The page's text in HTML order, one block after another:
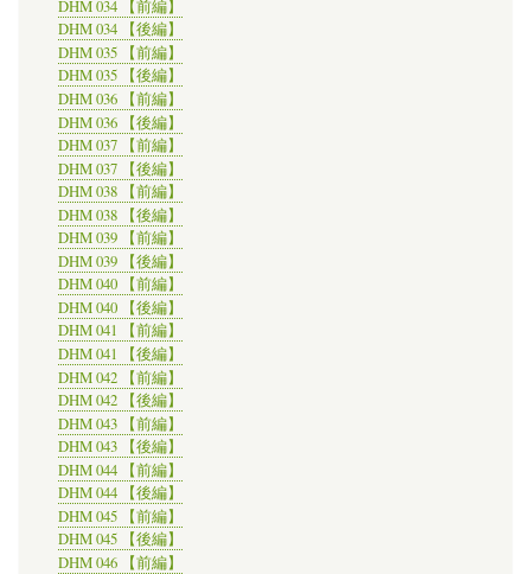
DHM 034 【前編】
DHM 034 【後編】
DHM 035 【前編】
DHM 035 【後編】
DHM 036 【前編】
DHM 036 【後編】
DHM 037 【前編】
DHM 037 【後編】
DHM 038 【前編】
DHM 038 【後編】
DHM 039 【前編】
DHM 039 【後編】
DHM 040 【前編】
DHM 040 【後編】
DHM 041 【前編】
DHM 041 【後編】
DHM 042 【前編】
DHM 042 【後編】
DHM 043 【前編】
DHM 043 【後編】
DHM 044 【前編】
DHM 044 【後編】
DHM 045 【前編】
DHM 045 【後編】
DHM 046 【前編】